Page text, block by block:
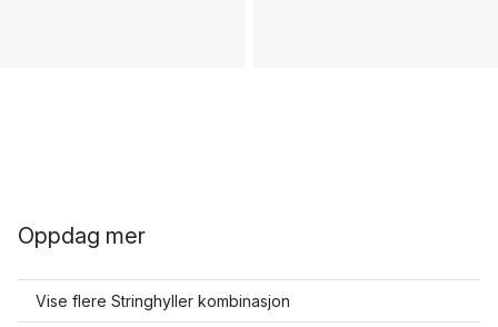
Oppdag mer
Vise flere Stringhyller kombinasjon